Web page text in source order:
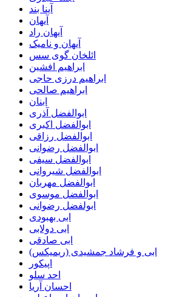
آینا بند
آیهان
آیهان راد
آیهان و نامیک
ائلخان گوی سس
ابراهیم افشین
ابراهیم درزی حاجی
ابراهیم صالحی
ابنان
ابوالفضل آذری
ابوالفضل اکبری
ابوالفضل رزاقی
ابوالفضل رضوانی
ابوالفضل سیفی
ابوالفضل شیروانی
ابوالفضل مهربان
ابوالفضل موسوی
ابولفضل رضوانی
ابی بهبودی
ابی دولابی
ابی صادقی
ابی و فرشاد جمشیدی (ریمیکس)
اپیکور
احد سلو
احسان آریا